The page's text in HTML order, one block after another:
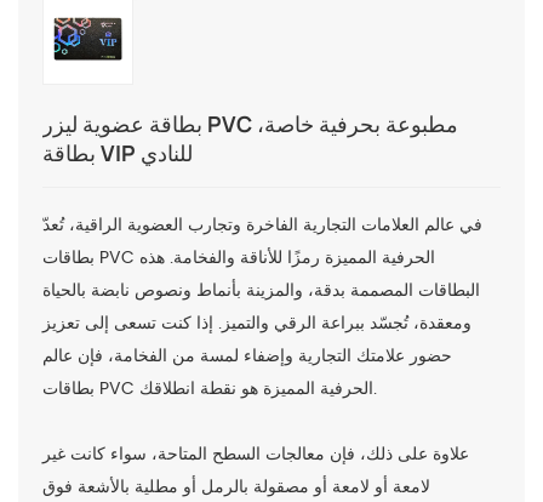
بطاقة عضوية ليزر PVC مطبوعة بحرفية خاصة،
بطاقة VIP للنادي
في عالم العلامات التجارية الفاخرة وتجارب العضوية الراقية، تُعدّ
بطاقات PVC الحرفية المميزة رمزًا للأناقة والفخامة. هذه
البطاقات المصممة بدقة، والمزينة بأنماط ونصوص نابضة بالحياة
ومعقدة، تُجسّد ببراعة الرقي والتميز. إذا كنت تسعى إلى تعزيز
حضور علامتك التجارية وإضفاء لمسة من الفخامة، فإن عالم
بطاقات PVC الحرفية المميزة هو نقطة انطلاقك.
علاوة على ذلك، فإن معالجات السطح المتاحة، سواء كانت غير
لامعة أو لامعة أو مصقولة بالرمل أو مطلية بالأشعة فوق